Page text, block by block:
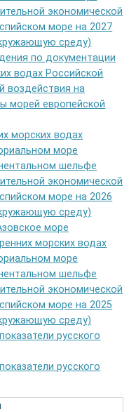
экономической
море на 2027
среду)
по документации
водах Российской
воздействия на
морей европейской
морских водах
море
шельфе
экономической
море на 2026
среду)
море
морских водах
море
шельфе
экономической
море на 2025
среду)
русского
русского